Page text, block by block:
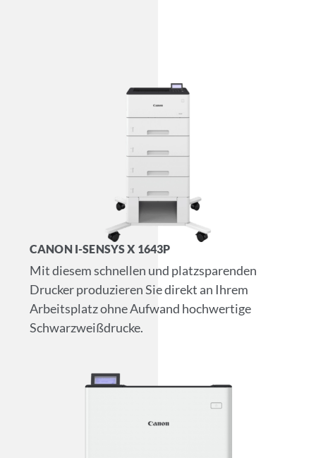
CANON I-SENSYS X 1643P
Mit diesem schnellen und platzsparenden
Drucker produzieren Sie direkt an Ihrem
Arbeitsplatz ohne Aufwand hochwertige
Schwarzweißdrucke.